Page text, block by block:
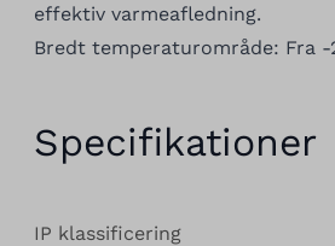
effektiv varmeafledning.
Bredt temperaturområde: Fra -
Specifikationer
IP klassificering